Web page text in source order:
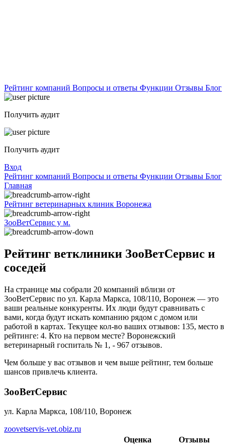
Рейтинг компаний Вопросы и ответы Функции Отзывы Блог
Получить аудит
Получить аудит
Вход
Рейтинг компаний Вопросы и ответы Функции Отзывы Блог
Главная
Рейтинг ветеринарных клиник Воронежа
ЗооВетСервис у м.
Рейтинг ветклиники ЗооВетСервис и
соседей
На странице мы собрали 20 компаний вблизи от
ЗооВетСервис по ул. Карла Маркса, 108/110, Воронеж — это
ваши реальные конкуренты. Их люди будут сравнивать с
вами, когда будут искать компанию рядом с домом или
работой в картах. Текущее кол-во ваших отзывов: 135, место в
рейтинге: 4. Кто на первом месте? Воронежский
ветеринарный госпиталь № 1, - 967 отзывов.
Чем больше у вас отзывов и чем выше рейтинг, тем больше
шансов привлечь клиента.
ЗооВетСервис
ул. Карла Маркса, 108/110, Воронеж
zoovetservis-vet.obiz.ru
Оценка
Отзывы